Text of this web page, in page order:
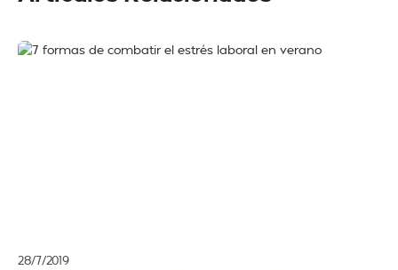
28/7/2019